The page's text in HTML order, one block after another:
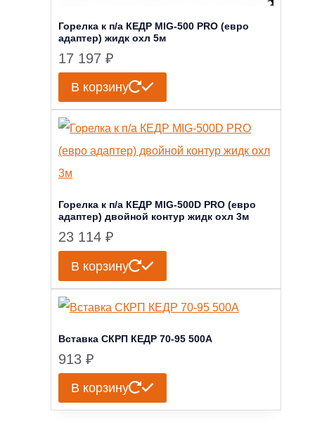
Горелка к п/а КЕДР MIG-500 PRO (евро
адаптер) жидк охл 5м
17 197 ₽
В корзину
Горелка к п/а КЕДР MIG-500D PRO (евро
адаптер) двойной контур жидк охл 3м
23 114 ₽
В корзину
Вставка СКРП КЕДР 70-95 500А
913 ₽
В корзину